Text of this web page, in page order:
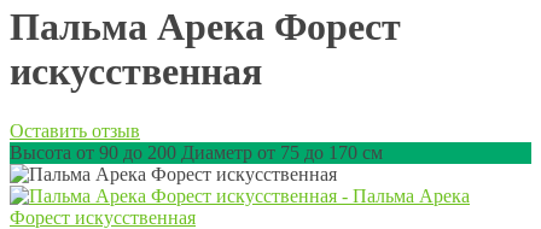
Пальма Арека Форест
искусственная
Оставить отзыв
Высота от 90 до 200 Диаметр от 75 до 170 см